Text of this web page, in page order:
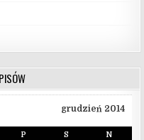
grudzień 2014
P S N